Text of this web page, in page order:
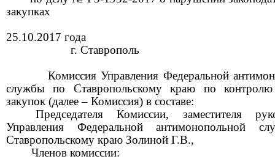
закупках
25.10.201 7 года
г. Ставрополь
Комиссия Управления Федеральной
службы по Ставропольскому краю по
закупок (далее – Комиссия) в составе:
Председателя Комиссии, заместителя
Управления Федеральной антимонопольной
Ставропольскому краю Золиной Г.В.,
Членов комиссии: